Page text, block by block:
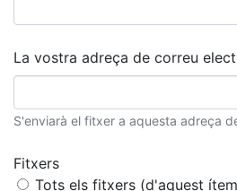
La vostra adreça de correu
S'enviarà el fitxer a aquesta adreça
Fitxers
Tots els fitxers (d'aquest